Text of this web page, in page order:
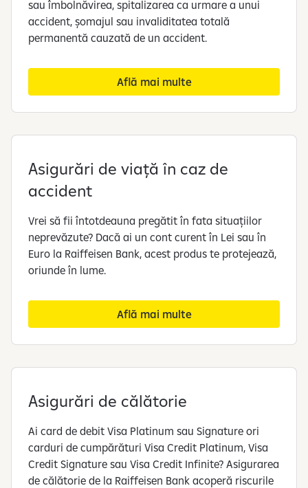
sau îmbolnăvirea, spitalizarea ca urmare a unui
accident, șomajul sau invaliditatea totală
permanentă cauzată de un accident.
Află mai multe
Asigurări de viață în caz de
accident
Vrei să fii întotdeauna pregătit în fata situațiilor
neprevăzute? Dacă ai un cont curent în Lei sau în
Euro la Raiffeisen Bank, acest produs te protejează,
oriunde în lume.
Află mai multe
Asigurări de călătorie
Ai card de debit Visa Platinum sau Signature ori
carduri de cumpărături Visa Credit Platinum, Visa
Credit Signature sau Visa Credit Infinite? Asigurarea
de călătorie de la Raiffeisen Bank acoperă riscurile